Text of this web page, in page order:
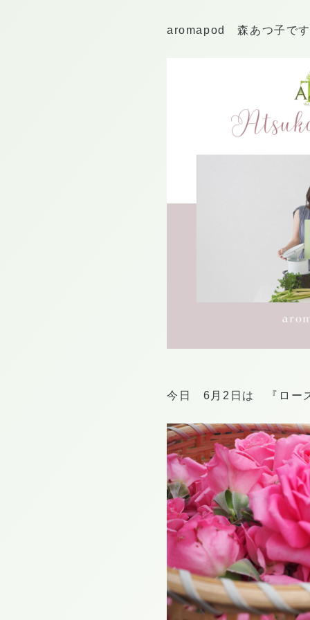
aromapod 森あつ子で
今日 6月2日は 『ロー